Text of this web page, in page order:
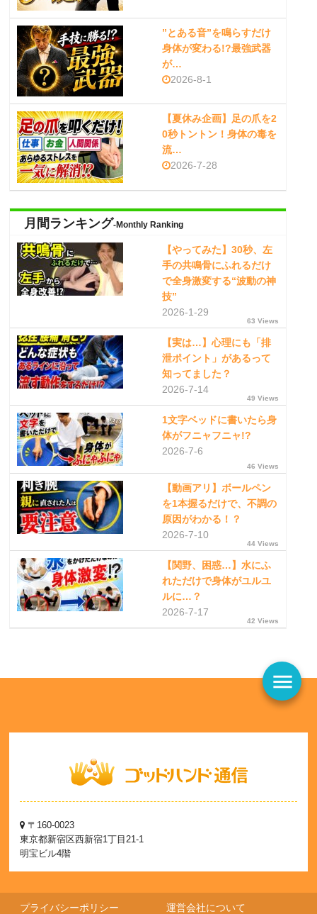
”とある音”を鳴らすだけ
身体が変わる!?最強武器
が…
2026-8-1
【夏休み企画】足の爪を2
0秒トントン！身体の毒を
流…
2026-7-28
月間ランキング-Monthly Ranking
【やってみた】30秒、左
手の共鳴骨にふれるだけ
で全身激変する“波動の神
技”
2026-1-29
63 Views
【実は…】心理にも「排
泄ポイント」があるって
知ってました？
2026-7-14
49 Views
1文字ベッドに書いたら身
体がフニャフニャ!?
2026-7-6
46 Views
【動画アリ】ボールペン
を1本握るだけで、不調の
原因がわかる！？
2026-7-10
44 Views
【関野、困惑…】水にふ
れただけで身体がユルユ
ルに…？
2026-7-17
42 Views
menu
〒160-0023
東京都新宿区西新宿1丁目21-1
明宝ビル4階
プライバシーポリシー 運営会社について